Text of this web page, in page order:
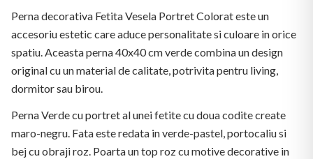
Perna decorativa Fetita Vesela Portret Colorat este un
accesoriu estetic care aduce personalitate si culoare in orice
spatiu. Aceasta perna 40x40 cm verde combina un design
original cu un material de calitate, potrivita pentru living,
dormitor sau birou.
Perna Verde cu portret al unei fetite cu doua codite create
maro-negru. Fata este redata in verde-pastel, portocaliu si
bej cu obraji roz. Poarta un top roz cu motive decorative in